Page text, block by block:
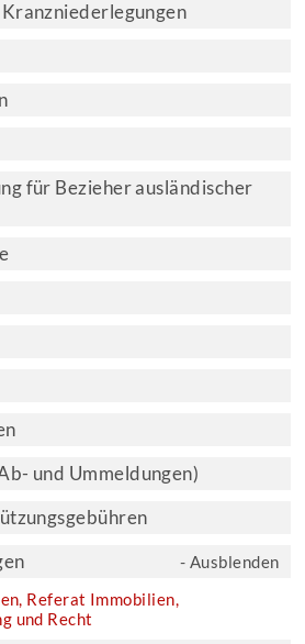
für Bezieher ausländischer
und Ummeldungen)
- Ausblenden
Referat Immobilien,
und Recht